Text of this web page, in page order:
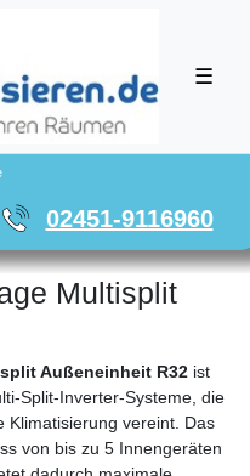
☰
02451-9116960
Multisplit
Außeneinheit R32 ist
die
Klimatisierung vereint. Das
von bis zu 5 Innengeräten